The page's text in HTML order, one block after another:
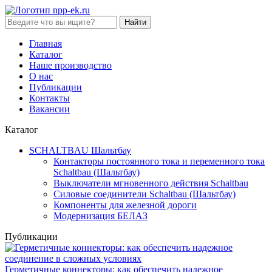
Найти
Главная
Каталог
Наше производство
О нас
Публикации
Контакты
Вакансии
Каталог
SCHALTBAU Шальтбау
Контакторы постоянного тока и переменного тока
Sсhaltbau (Шальтбау)
Выключатели мгновенного действия Sсhaltbau
Силовые соединители Sсhaltbau (Шальтбау)
Компоненты для железной дороги
Модернизация БЕЛАЗ
Публикации
Герметичные коннекторы: как обеспечить надежное